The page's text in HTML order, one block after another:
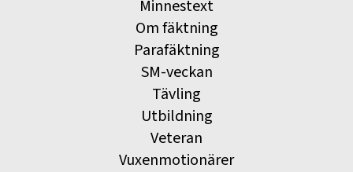
Minnestext
Om fäktning
Parafäktning
SM-veckan
Tävling
Utbildning
Veteran
Vuxenmotionärer